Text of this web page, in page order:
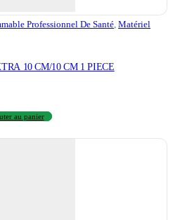
Professionnel De Santé Matériel
10 CM/10 CM 1 PIECE
au panier